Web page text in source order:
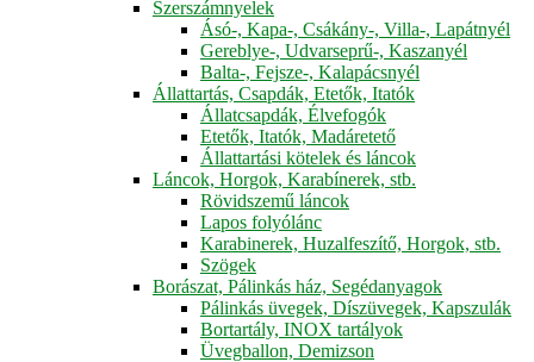
Szerszámnyelek
Ásó-, Kapa-, Csákány-, Villa-, Lapátnyél
Gereblye-, Udvarseprű-, Kaszanyél
Balta-, Fejsze-, Kalapácsnyél
Állattartás, Csapdák, Etetők, Itatók
Állatcsapdák, Élvefogók
Etetők, Itatók, Madáretető
Állattartási kötelek és láncok
Láncok, Horgok, Karabínerek, stb.
Rövidszemű láncok
Lapos folyólánc
Karabinerek, Huzalfeszítő, Horgok, stb.
Szögek
Borászat, Pálinkás ház, Segédanyagok
Pálinkás üvegek, Díszüvegek, Kapszulák
Bortartály, INOX tartályok
Üvegballon, Demizson